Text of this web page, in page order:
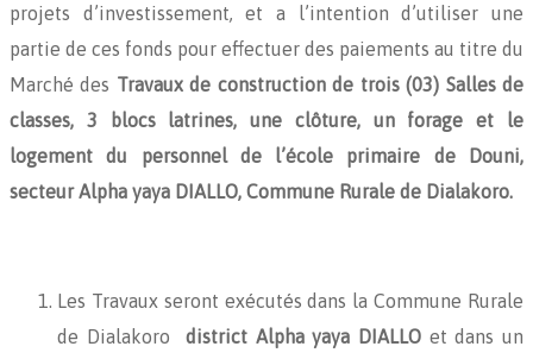
projets d’investissement, et a l’intention d’utiliser une
partie de ces fonds pour effectuer des paiements au titre du
Marché des Travaux de construction de trois (03) Salles de
classes, 3 blocs latrines, une clôture, un forage et le
logement du personnel de l’école primaire de Douni,
secteur Alpha yaya DIALLO, Commune Rurale de Dialakoro.
Les Travaux seront exécutés dans la Commune Rurale
de Dialakoro
district Alpha yaya DIALLO et dans un